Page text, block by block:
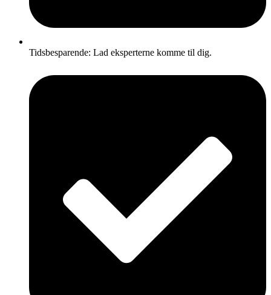
Tidsbesparende: Lad eksperterne komme til dig.